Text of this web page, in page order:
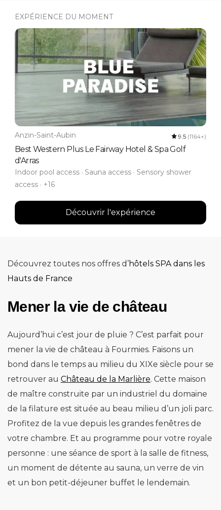
EXPÉRIENCE DU MOMENT
Anzin-Saint-Aubin 9.5 (1164+)
Best Western Plus Le Fairway Hotel & Spa Golf
d'Arras
Indoor pool access · Sauna access · Sensory shower
access · +16
Découvrir l'expérience
Découvrez toutes nos offres d’hôtels SPA dans les
Hauts de France
Mener la vie de château
Aujourd’hui c’est jour de pluie ? C’est parfait pour
mener la vie de château à Fourmies. Faisons un
bond dans le temps au milieu du XIXe siècle pour se
retrouver au Château de la Marlière. Cette maison
de maître construite par un industriel du domaine
de la filature est située au beau milieu d’un joli parc.
Profitez de la vue depuis les grandes fenêtres de
votre chambre. Et au programme pour votre royale
personne : une séance de sport à la salle de fitness,
un moment de détente au sauna, un verre de vin
et un bon petit-déjeuner buffet le lendemain.